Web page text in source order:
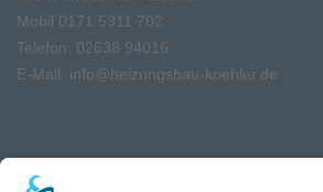
Mobil 0171 5311 702
Telefon: 02638 94016
E-Mail: info@heizungsbau-koehler.de